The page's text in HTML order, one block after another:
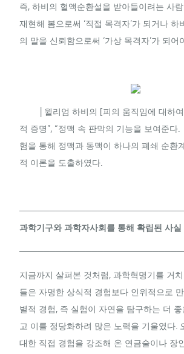
즉, 하비의 혈액순환설을 받아들이려는 사
재현해 봄으로써 ‘직접 목격자’가 되거나 하
의 말을 신뢰함으로써 ‘가상 목격자’가 되어
│윌리엄 하비의 [피의 움직임에 대하여
적 증명”, “정맥 속 판막의 기능을 보여준다
험을 통해 정맥과 동맥이 하나의 폐쇄 순환
적 이론을 도출하였다.
과학기구와 과학자사회를 통해 확립된 사실
지금까지 살펴본 것처럼, 과학혁명기를 거
들은 자명한 상식적 경험보다 인위적으로
별적 경험, 즉 실험이 자연을 탐구하는 더
고 이를 정당화하려 많은 노력을 기울였다.
대한 직접 경험을 강조해 온 연금술이나 장